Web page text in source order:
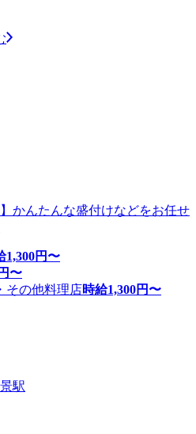
かんたんな盛付けなどをお任せ
1,300円〜
円〜
その他料理店時給1,300円〜
駅